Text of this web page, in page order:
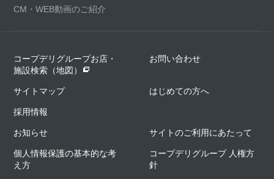
CM・WEB動画のご紹介
コープデリグループお店・
施設検索（地図）
お問い合わせ
サイトマップ はじめての方へ
採用情報
お知らせ サイトのご利用にあたって
個人情報保護の基本的な考
え方
コープデリグループ 人権方
針